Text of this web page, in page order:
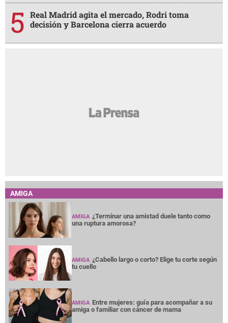
Real Madrid agita el mercado, Rodri toma
decisión y Barcelona cierra acuerdo
AMIGA
AMIGA ¿Terminar una amistad duele tanto como
una ruptura amorosa?
AMIGA ¿Cabello largo o corto? Elige tu corte según
tu cuello
AMIGA Entre mujeres: guía para acompañar a su
amiga o familiar con cáncer de mama